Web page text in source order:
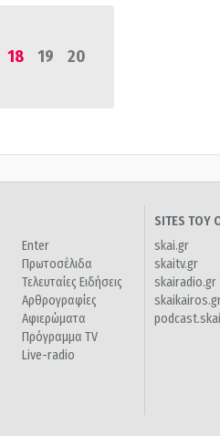
18 19
20
Enter
Πρωτοσέλιδα
Τελευταίες Ειδήσεις
Αρθρογραφίες
Αφιερώματα
Πρόγραμμα TV
Live-radio
SITES ΤΟΥ
skai.gr
skaitv.gr
skairadio.gr